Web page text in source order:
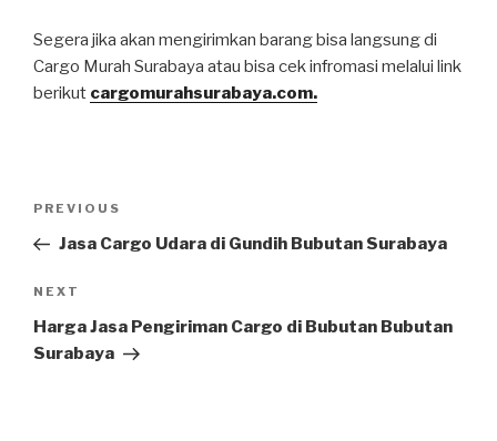
Segera jika akan mengirimkan barang bisa langsung di
Cargo Murah Surabaya atau bisa cek infromasi melalui link
berikut cargomurahsurabaya.com.
PREVIOUS
Jasa Cargo Udara di Gundih Bubutan Surabaya
NEXT
Harga Jasa Pengiriman Cargo di Bubutan Bubutan
Surabaya